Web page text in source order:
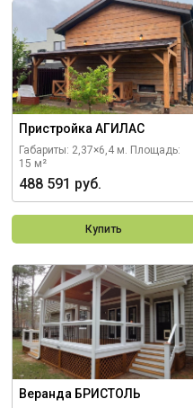
Пристройка АГИЛАС
Габариты: 2,37×6,4 м. Площадь:
15 м²
488 591 руб.
Купить
Веранда БРИСТОЛЬ